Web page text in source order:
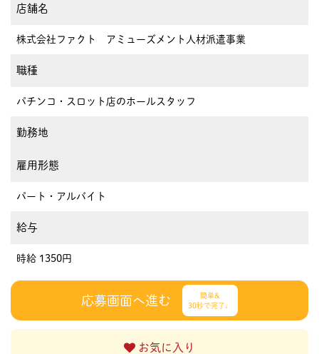
店舗名
株式会社ファクト アミューズメント人材派遣事業
職種
パチンコ・スロット店のホールスタッフ
勤務地
雇用形態
パート・アルバイト
給与
時給 1350円
応募画面へ進む
簡単&
30秒で完了♩
お気に入り